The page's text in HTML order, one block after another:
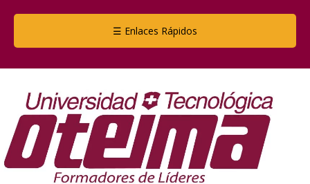
☰ Enlaces Rápidos